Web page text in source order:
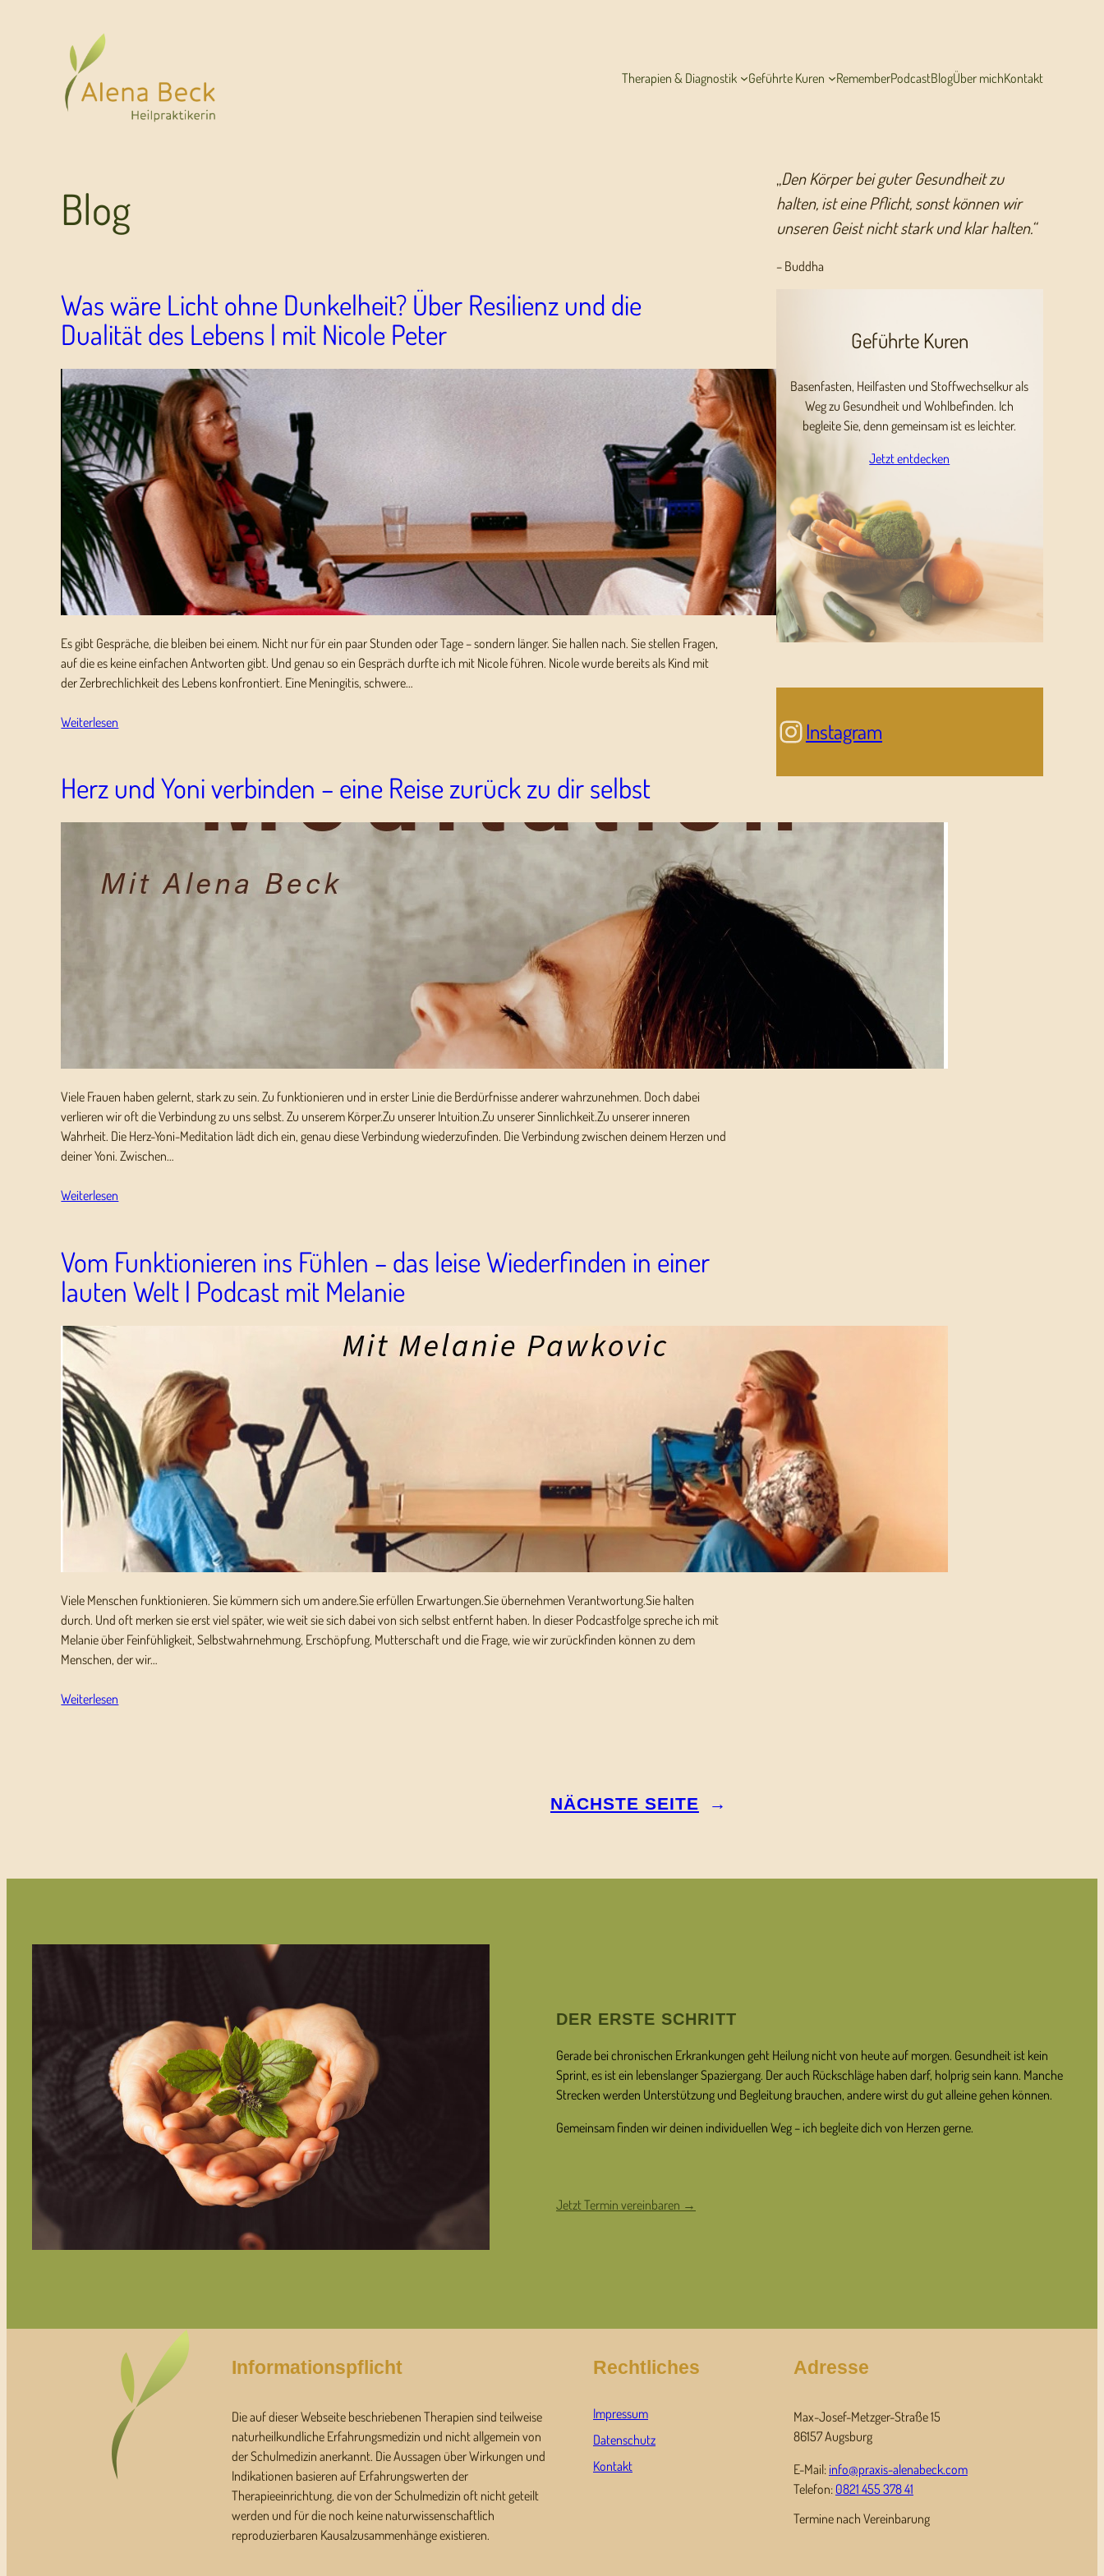
Therapien & Diagnostik Geführte Kuren RememberPodcastBlogÜber michKontakt
Blog
Was wäre Licht ohne Dunkelheit? Über Resilienz und die
Dualität des Lebens | mit Nicole Peter
Es gibt Gespräche, die bleiben bei einem. Nicht nur für ein paar Stunden oder Tage – sondern länger. Sie hallen nach. Sie stellen Fragen,
auf die es keine einfachen Antworten gibt. Und genau so ein Gespräch durfte ich mit Nicole führen. Nicole wurde bereits als Kind mit
der Zerbrechlichkeit des Lebens konfrontiert. Eine Meningitis, schwere…
Weiterlesen
Herz und Yoni verbinden – eine Reise zurück zu dir selbst
Viele Frauen haben gelernt, stark zu sein. Zu funktionieren und in erster Linie die Berdürfnisse anderer wahrzunehmen. Doch dabei
verlieren wir oft die Verbindung zu uns selbst. Zu unserem Körper.Zu unserer Intuition.Zu unserer Sinnlichkeit.Zu unserer inneren
Wahrheit. Die Herz-Yoni-Meditation lädt dich ein, genau diese Verbindung wiederzufinden. Die Verbindung zwischen deinem Herzen und
deiner Yoni. Zwischen…
Weiterlesen
Vom Funktionieren ins Fühlen – das leise Wiederfinden in einer
lauten Welt | Podcast mit Melanie
Viele Menschen funktionieren. Sie kümmern sich um andere.Sie erfüllen Erwartungen.Sie übernehmen Verantwortung.Sie halten
durch. Und oft merken sie erst viel später, wie weit sie sich dabei von sich selbst entfernt haben. In dieser Podcastfolge spreche ich mit
Melanie über Feinfühligkeit, Selbstwahrnehmung, Erschöpfung, Mutterschaft und die Frage, wie wir zurückfinden können zu dem
Menschen, der wir…
Weiterlesen
NÄCHSTE SEITE →
„Den Körper bei guter Gesundheit zu
halten, ist eine Pflicht, sonst können wir
unseren Geist nicht stark und klar halten.“
– Buddha
Geführte Kuren
Basenfasten, Heilfasten und Stoffwechselkur als
Weg zu Gesundheit und Wohlbefinden. Ich
begleite Sie, denn gemeinsam ist es leichter.
Jetzt entdecken
Instagram
Instagram
DER ERSTE SCHRITT
Gerade bei chronischen Erkrankungen geht Heilung nicht von heute auf morgen. Gesundheit ist kein
Sprint, es ist ein lebenslanger Spaziergang. Der auch Rückschläge haben darf, holprig sein kann. Manche
Strecken werden Unterstützung und Begleitung brauchen, andere wirst du gut alleine gehen können.
Gemeinsam finden wir deinen individuellen Weg – ich begleite dich von Herzen gerne.
Jetzt Termin vereinbaren →
Informationspflicht
Die auf dieser Webseite beschriebenen Therapien sind teilweise
naturheilkundliche Erfahrungsmedizin und nicht allgemein von
der Schulmedizin anerkannt. Die Aussagen über Wirkungen und
Indikationen basieren auf Erfahrungswerten der
Therapieeinrichtung, die von der Schulmedizin oft nicht geteilt
werden und für die noch keine naturwissenschaftlich
reproduzierbaren Kausalzusammenhänge existieren.
Rechtliches
Impressum
Datenschutz
Kontakt
Adresse
Max-Josef-Metzger-Straße 15
86157 Augsburg
E-Mail: info@praxis-alenabeck.com
Telefon: 0821 455 378 41
Termine nach Vereinbarung